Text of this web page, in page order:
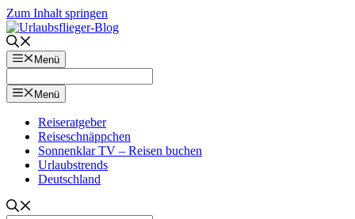
Zum Inhalt springen
Menü
Menü
Reiseratgeber
Reiseschnäppchen
Sonnenklar TV – Reisen buchen
Urlaubstrends
Deutschland